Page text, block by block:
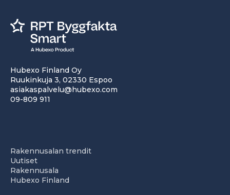
Hubexo Finland Oy
Ruukinkuja 3, 02330 Espoo
asiakaspalvelu@hubexo.com
09-809 911
Rakennusalan trendit
Uutiset
Rakennusala
Hubexo Finland